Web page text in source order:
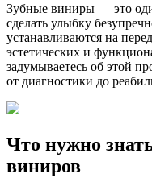
Зубные виниры — это
сделать улыбку
устанавливаются на
эстетических и
задумываетесь об этой
от диагностики до
Что нужно
виниров